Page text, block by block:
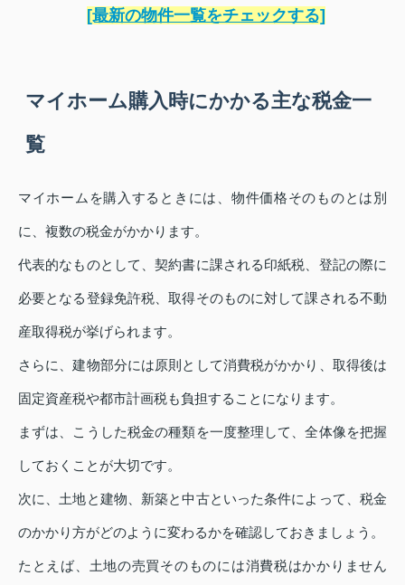
[最新の物件一覧をチェックする]
マイホーム購入時にかかる主な税金一
覧
マイホームを購入するときには、物件価格そのものとは別
に、複数の税金がかかります。
代表的なものとして、契約書に課される印紙税、登記の際に
必要となる登録免許税、取得そのものに対して課される不動
産取得税が挙げられます。
さらに、建物部分には原則として消費税がかかり、取得後は
固定資産税や都市計画税も負担することになります。
まずは、こうした税金の種類を一度整理して、全体像を把握
しておくことが大切です。
次に、土地と建物、新築と中古といった条件によって、税金
のかかり方がどのように変わるかを確認しておきましょう。
たとえば、土地の売買そのものには消費税はかかりません